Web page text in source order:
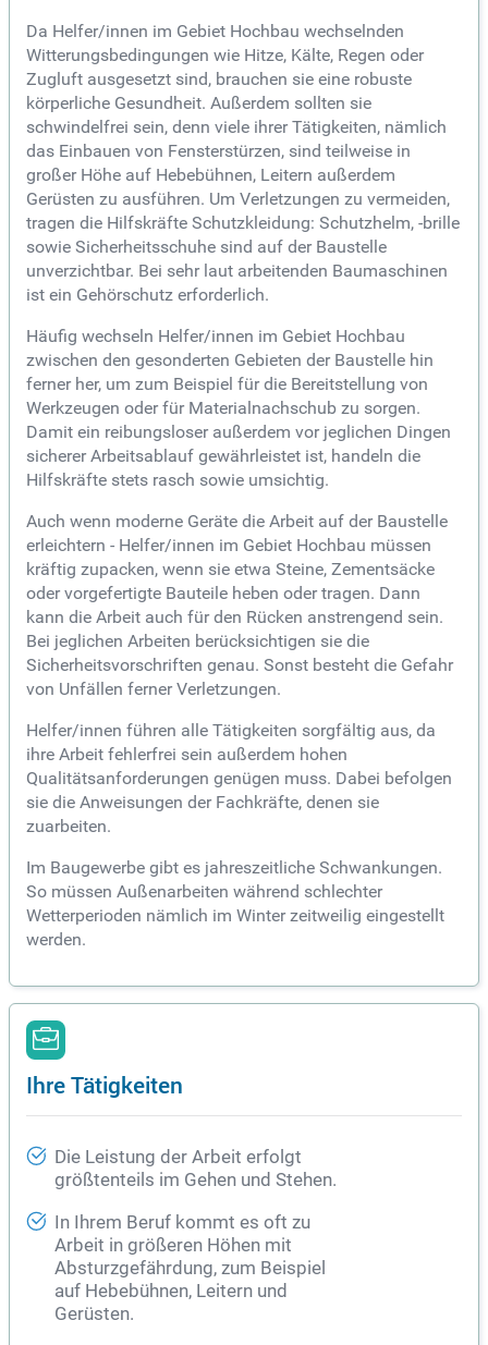
Da Helfer/innen im Gebiet Hochbau wechselnden
Witterungsbedingungen wie Hitze, Kälte, Regen oder
Zugluft ausgesetzt sind, brauchen sie eine robuste
körperliche Gesundheit. Außerdem sollten sie
schwindelfrei sein, denn viele ihrer Tätigkeiten, nämlich
das Einbauen von Fensterstürzen, sind teilweise in
großer Höhe auf Hebebühnen, Leitern außerdem
Gerüsten zu ausführen. Um Verletzungen zu vermeiden,
tragen die Hilfskräfte Schutzkleidung: Schutzhelm, -brille
sowie Sicherheitsschuhe sind auf der Baustelle
unverzichtbar. Bei sehr laut arbeitenden Baumaschinen
ist ein Gehörschutz erforderlich.
Häufig wechseln Helfer/innen im Gebiet Hochbau
zwischen den gesonderten Gebieten der Baustelle hin
ferner her, um zum Beispiel für die Bereitstellung von
Werkzeugen oder für Materialnachschub zu sorgen.
Damit ein reibungsloser außerdem vor jeglichen Dingen
sicherer Arbeitsablauf gewährleistet ist, handeln die
Hilfskräfte stets rasch sowie umsichtig.
Auch wenn moderne Geräte die Arbeit auf der Baustelle
erleichtern - Helfer/innen im Gebiet Hochbau müssen
kräftig zupacken, wenn sie etwa Steine, Zementsäcke
oder vorgefertigte Bauteile heben oder tragen. Dann
kann die Arbeit auch für den Rücken anstrengend sein.
Bei jeglichen Arbeiten berücksichtigen sie die
Sicherheitsvorschriften genau. Sonst besteht die Gefahr
von Unfällen ferner Verletzungen.
Helfer/innen führen alle Tätigkeiten sorgfältig aus, da
ihre Arbeit fehlerfrei sein außerdem hohen
Qualitätsanforderungen genügen muss. Dabei befolgen
sie die Anweisungen der Fachkräfte, denen sie
zuarbeiten.
Im Baugewerbe gibt es jahreszeitliche Schwankungen.
So müssen Außenarbeiten während schlechter
Wetterperioden nämlich im Winter zeitweilig eingestellt
werden.
Ihre Tätigkeiten
Die Leistung der Arbeit erfolgt
größtenteils im Gehen und Stehen.
In Ihrem Beruf kommt es oft zu
Arbeit in größeren Höhen mit
Absturzgefährdung, zum Beispiel
auf Hebebühnen, Leitern und
Gerüsten.